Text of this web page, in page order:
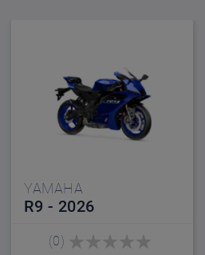
(0)
YAMAHA
R9 - 2026